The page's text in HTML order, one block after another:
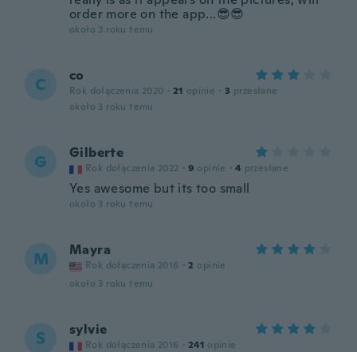
order more on the app...😎😎
około 3 roku temu
C co
Rok dołączenia 2020 · 21 opinie · 3 przesłane
około 3 roku temu
G Gilberte
Rok dołączenia 2022 · 9 opinie · 4 przesłane
Yes awesome but its too small
około 3 roku temu
M Mayra
Rok dołączenia 2016 · 2 opinie
około 3 roku temu
S sylvie
Rok dołączenia 2016 · 241 opinie